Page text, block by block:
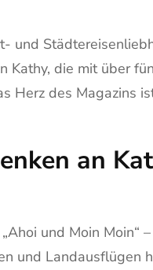
und
die mit über
Herz des Magazins
an
und Moin
und Landausflügen